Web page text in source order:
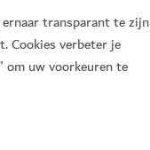
transparant te zijn
Cookies verbeter je
om uw voorkeuren te
de Visit Dubai